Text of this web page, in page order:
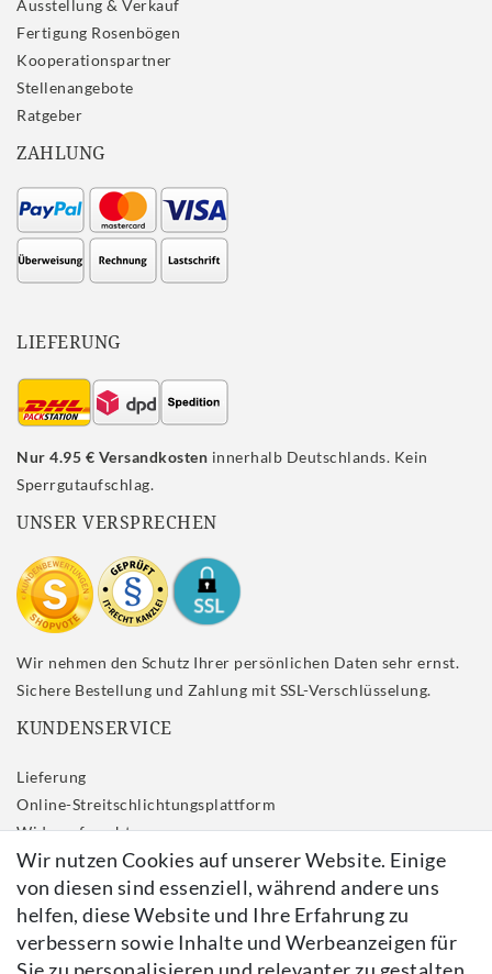
Ausstellung & Verkauf
Fertigung Rosenbögen
Kooperationspartner
Stellenangebote
Ratgeber
ZAHLUNG
LIEFERUNG
Nur 4.95 € Versandkosten innerhalb Deutschlands. Kein
Sperrgutaufschlag.
UNSER VERSPRECHEN
Wir nehmen den Schutz Ihrer persönlichen Daten sehr ernst.
Sichere Bestellung und Zahlung mit SSL-Verschlüsselung.
KUNDENSERVICE
Lieferung
Online-Streitschlichtungsplattform
Widerrufs­recht
Impressum
Daten­schutz­erklärung
AGB
Kontakt
Wir nutzen Cookies auf unserer Website. Einige
von diesen sind essenziell, während andere uns
helfen, diese Website und Ihre Erfahrung zu
verbessern sowie Inhalte und Werbeanzeigen für